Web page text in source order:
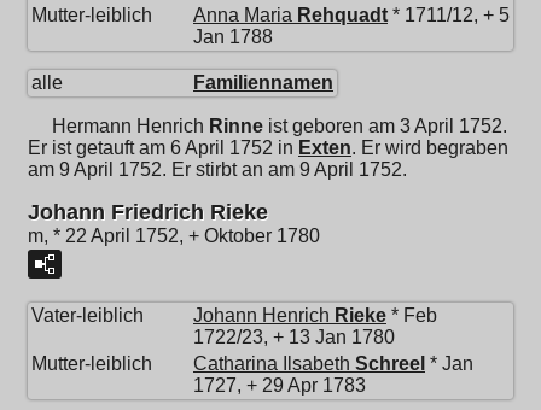
Mutter-leiblich
Anna Maria Rehquadt * 1711/12, + 5
Jan 1788
alle Familiennamen
Hermann Henrich Rinne ist geboren am 3 April 1752.
Er ist getauft am 6 April 1752 in Exten. Er wird begraben
am 9 April 1752. Er stirbt an am 9 April 1752.
Johann Friedrich Rieke
m, * 22 April 1752, + Oktober 1780
Vater-leiblich Johann Henrich Rieke * Feb
1722/23, + 13 Jan 1780
Mutter-leiblich
Catharina Ilsabeth Schreel * Jan
1727, + 29 Apr 1783